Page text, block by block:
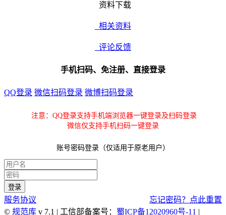
资料下载
相关资料
评论反馈
手机扫码、免注册、直接登录
QQ登录 微信扫码登录 微博扫码登录
注意：QQ登录支持手机端浏览器一键登录及扫码登录
微信仅支持手机扫码一键登录
账号密码登录（仅适用于原老用户）
服务协议
忘记密码？点此重置
© 规范库 v 7.1 | 工信部备案号： 蜀ICP备12020960号-11 |